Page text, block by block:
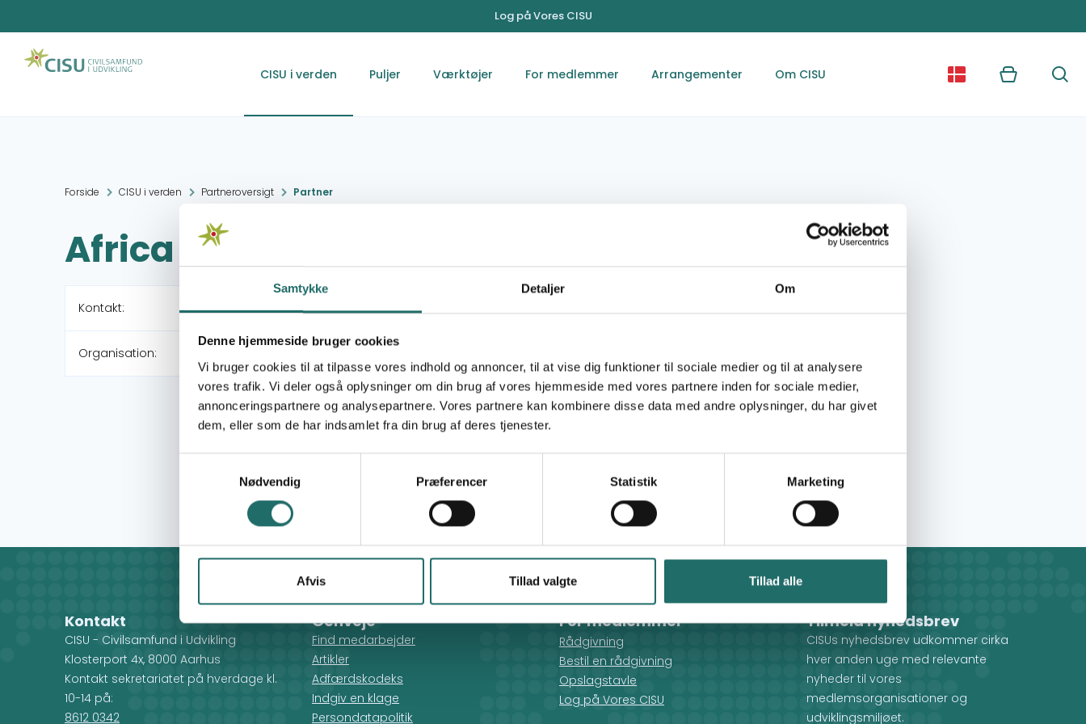
Samtykke Detaljer Om
Denne hjemmeside bruger cookies
Vi bruger cookies til at tilpasse vores indhold og annoncer, til at vise dig funktioner til sociale medier og til at analysere
vores trafik. Vi deler også oplysninger om din brug af vores hjemmeside med vores partnere inden for sociale medier,
annonceringspartnere og analysepartnere. Vores partnere kan kombinere disse data med andre oplysninger, du har givet
dem, eller som de har indsamlet fra din brug af deres tjenester.
Nødvendig
Præferencer Statistik Marketing
Afvis Tillad valgte Tillad alle
Log på Vores CISU
CISU i verden Puljer Værktøjer For medlemmer Arrangementer Om CISU Kurv Søg
Forside CISU i verden Partneroversigt Partner
Africa Upendo Group
Kontakt: Shighatini - Mwanga, Kilimanjaro
Organisation:
Kontakt
CISU - Civilsamfund i Udvikling
Klosterport 4x, 8000 Aarhus
Kontakt sekretariatet på hverdage kl.
10-14 på:
8612 0342
Genveje
Find medarbejder
Artikler
Adfærdskodeks
Indgiv en klage
Persondatapolitik
For medlemmer
Rådgivning
Bestil en rådgivning
Opslagstavle
Log på Vores CISU
Tilmeld nyhedsbrev
CISUs nyhedsbrev udkommer cirka
hver anden uge med relevante
nyheder til vores
medlemsorganisationer og
udviklingsmiljøet.